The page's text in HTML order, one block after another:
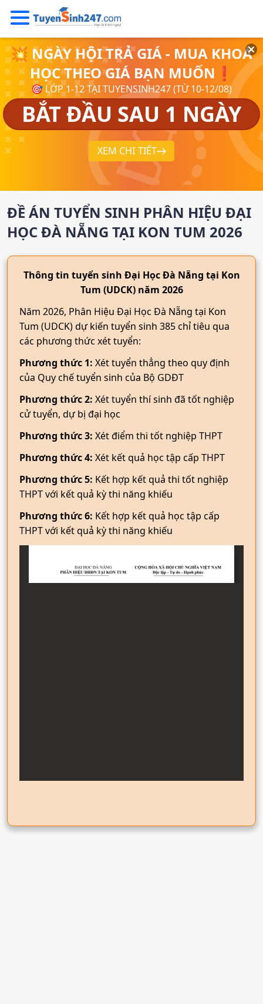
💥 NGÀY HỘI TRẢ GIÁ - MUA KHOÁ
HỌC THEO GIÁ BẠN MUỐN❗
🎯 LỚP 1-12 TẠI TUYENSINH247 (TỪ 10-12/08)
BẮT ĐẦU SAU 1 NGÀY
XEM CHI TIẾT
ĐỀ ÁN TUYỂN SINH PHÂN HIỆU ĐẠI
HỌC ĐÀ NẴNG TẠI KON TUM 2026
Thông tin tuyển sinh Đại Học Đà Nẵng tại Kon
Tum (UDCK) năm 2026
Năm 2026, Phân Hiệu Đại Học Đà Nẵng tại Kon
Tum (UDCK) dự kiến tuyển sinh 385 chỉ tiêu qua
các phương thức xét tuyển:
Phương thức 1: Xét tuyển thẳng theo quy định
của Quy chế tuyển sinh của Bộ GDĐT
Phương thức 2: Xét tuyển thí sinh đã tốt nghiệp
cử tuyển, dự bị đại học
Phương thức 3: Xét điểm thi tốt nghiệp THPT
Phương thức 4: Xét kết quả học tập cấp THPT
Phương thức 5: Kết hợp kết quả thi tốt nghiệp
THPT với kết quả kỳ thi năng khiếu
Phương thức 6: Kết hợp kết quả học tập cấp
THPT với kết quả kỳ thi năng khiếu